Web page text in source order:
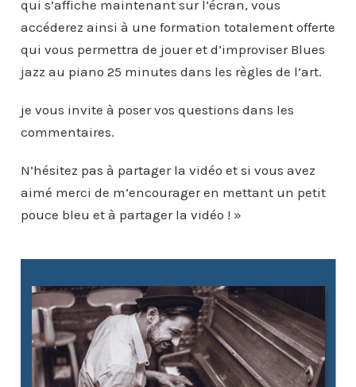
qui s’affiche maintenant sur l’écran, vous
accéderez ainsi à une formation totalement offerte
qui vous permettra de jouer et d’improviser Blues
jazz au piano 25 minutes dans les règles de l’art.
je vous invite à poser vos questions dans les
commentaires.
N’hésitez pas à partager la vidéo et si vous avez
aimé merci de m’encourager en mettant un petit
pouce bleu et à partager la vidéo ! »